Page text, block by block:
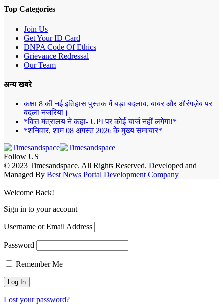
Top Categories
Join Us
Get Your ID Card
DNPA Code Of Ethics
Grievance Redressal
Our Team
अन्य खबरे
कक्षा 8 की नई इतिहास पुस्तक में बड़ा बदलाव, बाबर और औरंगज़ेब पर
बदला नजरिया।
*वित्त मंत्रालय ने कहा- UPI पर कोई चार्ज नहीं लगेगा!*
*शनिवार, शाम 08 अगस्त 2026 के मुख्य समाचार*
Follow US
© 2023 Timesandspace. All Rights Reserved. Developed and
Managed By Best News Portal Development Company
Welcome Back!
Sign in to your account
Username or Email Address
Password
Remember Me
Lost your password?